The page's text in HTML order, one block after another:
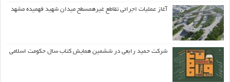
آغاز عملیات اجرائی تقاطع غیرهمسطح میدان شهید فهمیده مشهد
شرکت حمید رابعی در ششمین همایش کتاب سال حکومت اسلامی